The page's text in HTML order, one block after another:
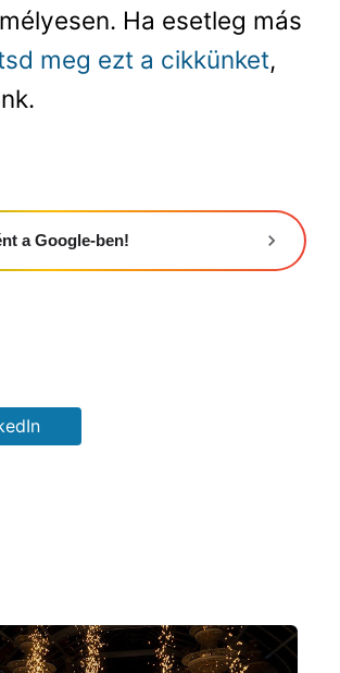
Ha esetleg más
meg ezt a cikkünket,
a Google-ben!